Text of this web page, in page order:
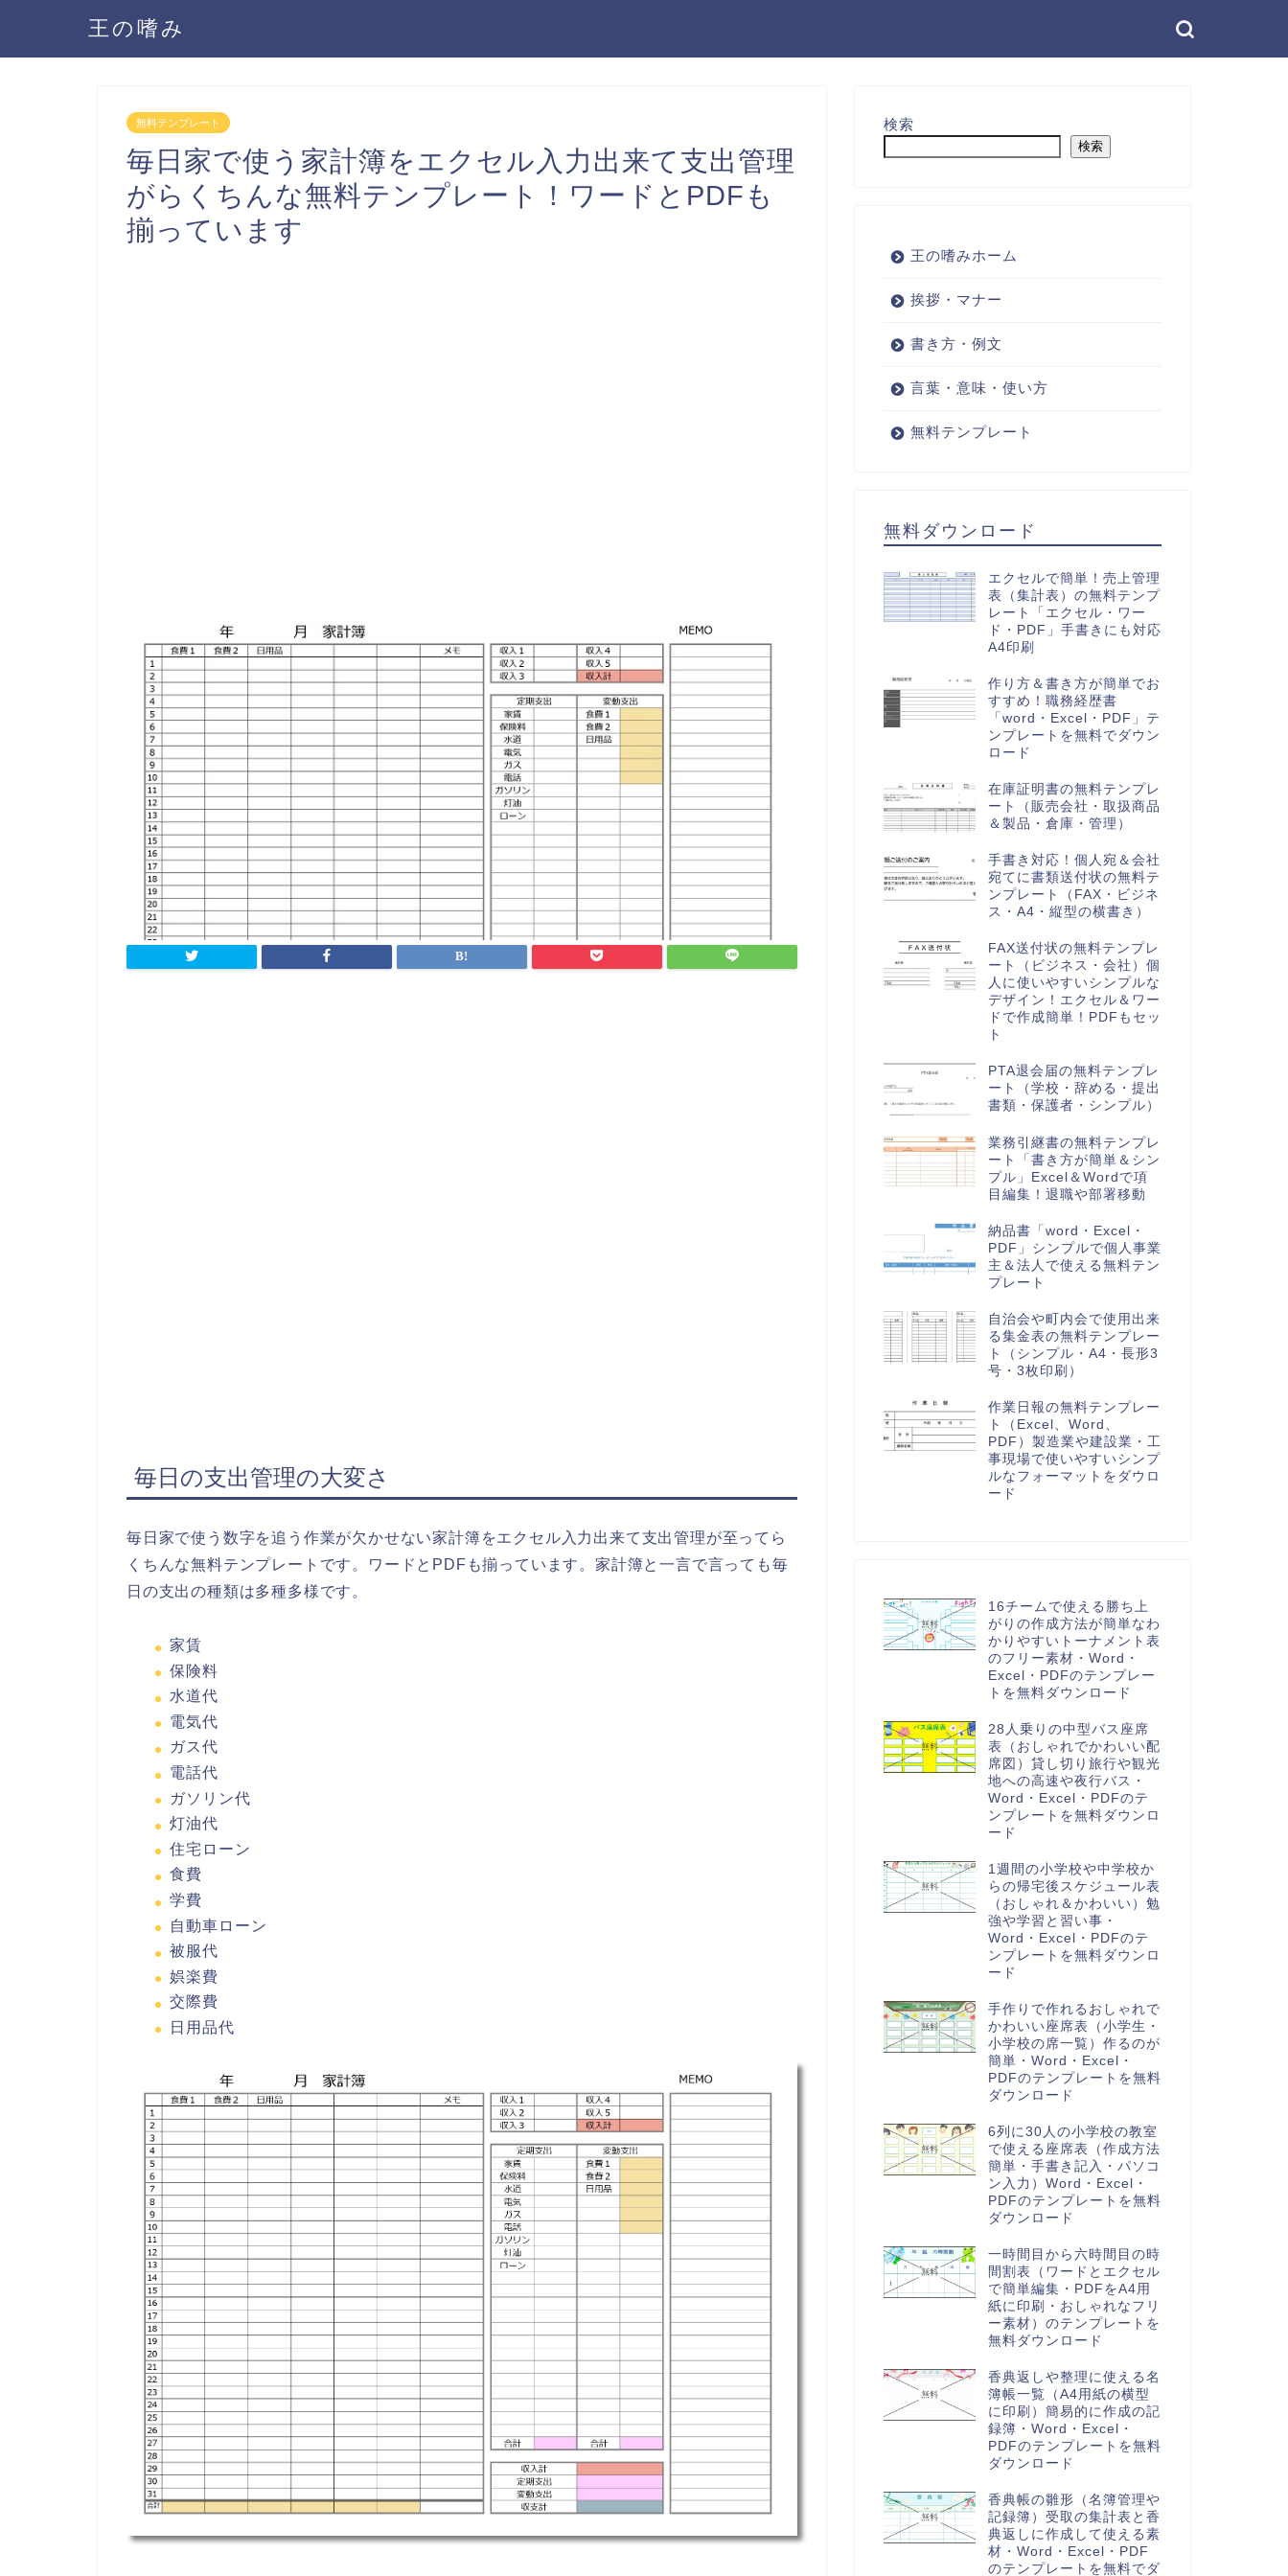
王の嗜み
無料テンプレート
毎日家で使う家計簿をエクセル入力出来て支出管理
がらくちんな無料テンプレート！ワードとPDFも
揃っています
毎日の支出管理の大変さ
毎日家で使う数字を追う作業が欠かせない家計簿をエクセル入力出来て支出管理が至ってら
くちんな無料テンプレートです。ワードとPDFも揃っています。家計簿と一言で言っても毎
日の支出の種類は多種多様です。
家賃
保険料
水道代
電気代
ガス代
電話代
ガソリン代
灯油代
住宅ローン
食費
学費
自動車ローン
被服代
娯楽費
交際費
日用品代
検索
検索
王の嗜みホーム
挨拶・マナー
書き方・例文
言葉・意味・使い方
無料テンプレート
無料ダウンロード
エクセルで簡単！売上管理
表（集計表）の無料テンプ
レート「エクセル・ワー
ド・PDF」手書きにも対応
A4印刷
作り方＆書き方が簡単でお
すすめ！職務経歴書
「word・Excel・PDF」テ
ンプレートを無料でダウン
ロード
在庫証明書の無料テンプレ
ート（販売会社・取扱商品
＆製品・倉庫・管理）
手書き対応！個人宛＆会社
宛てに書類送付状の無料テ
ンプレート（FAX・ビジネ
ス・A4・縦型の横書き）
FAX送付状の無料テンプレ
ート（ビジネス・会社）個
人に使いやすいシンプルな
デザイン！エクセル＆ワー
ドで作成簡単！PDFもセッ
ト
PTA退会届の無料テンプレ
ート（学校・辞める・提出
書類・保護者・シンプル）
業務引継書の無料テンプレ
ート「書き方が簡単＆シン
プル」Excel＆Wordで項
目編集！退職や部署移動
納品書「word・Excel・
PDF」シンプルで個人事業
主＆法人で使える無料テン
プレート
自治会や町内会で使用出来
る集金表の無料テンプレー
ト（シンプル・A4・長形3
号・3枚印刷）
作業日報の無料テンプレー
ト（Excel、Word、
PDF）製造業や建設業・工
事現場で使いやすいシンプ
ルなフォーマットをダウロ
ード
16チームで使える勝ち上
がりの作成方法が簡単なわ
かりやすいトーナメント表
のフリー素材・Word・
Excel・PDFのテンプレー
トを無料ダウンロード
28人乗りの中型バス座席
表（おしゃれでかわいい配
席図）貸し切り旅行や観光
地への高速や夜行バス・
Word・Excel・PDFのテ
ンプレートを無料ダウンロ
ード
1週間の小学校や中学校か
らの帰宅後スケジュール表
（おしゃれ＆かわいい）勉
強や学習と習い事・
Word・Excel・PDFのテ
ンプレートを無料ダウンロ
ード
手作りで作れるおしゃれで
かわいい座席表（小学生・
小学校の席一覧）作るのが
簡単・Word・Excel・
PDFのテンプレートを無料
ダウンロード
6列に30人の小学校の教室
で使える座席表（作成方法
簡単・手書き記入・パソコ
ン入力）Word・Excel・
PDFのテンプレートを無料
ダウンロード
一時間目から六時間目の時
間割表（ワードとエクセル
で簡単編集・PDFをA4用
紙に印刷・おしゃれなフリ
ー素材）のテンプレートを
無料ダウンロード
香典返しや整理に使える名
簿帳一覧（A4用紙の横型
に印刷）簡易的に作成の記
録簿・Word・Excel・
PDFのテンプレートを無料
ダウンロード
香典帳の雛形（名簿管理や
記録簿）受取の集計表と香
典返しに作成して使える素
材・Word・Excel・PDF
のテンプレートを無料でダ